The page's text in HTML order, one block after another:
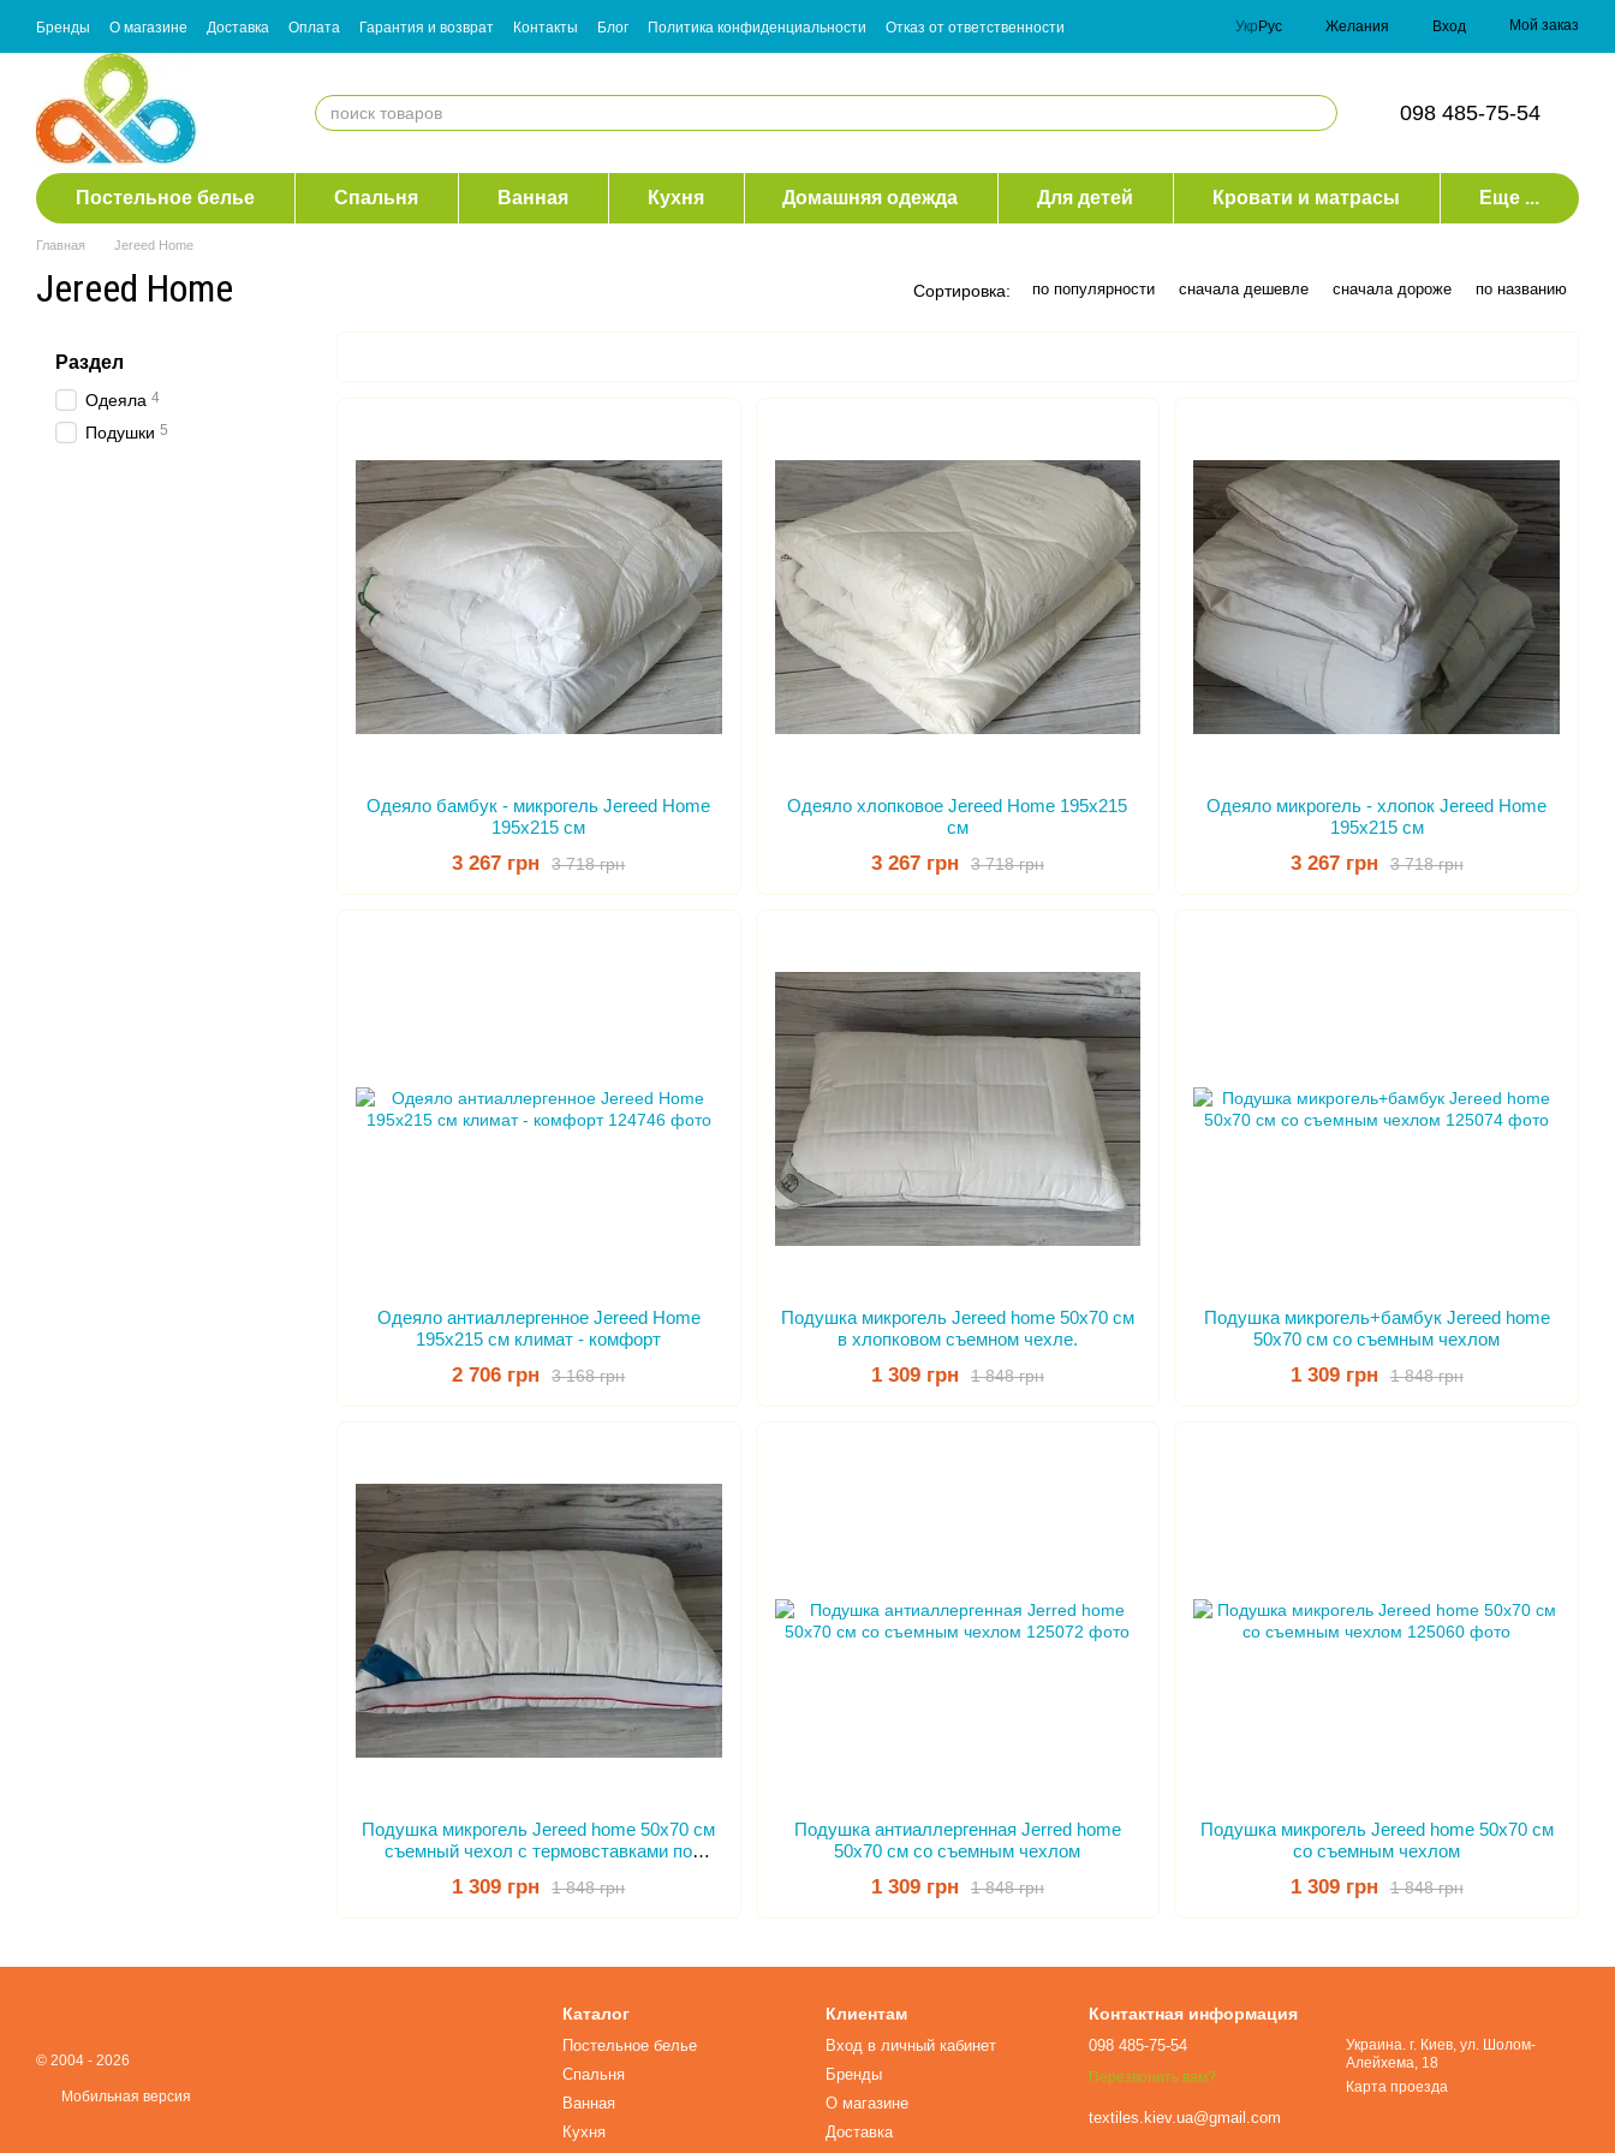
Перейти к основному контенту
Бренды О магазине Доставка Оплата Гарантия и возврат Контакты Блог Политика конфиденциальности
Отказ от ответственности
Согласие с рассылкой
Укр Рус Желания Вход Мой заказ
098 485-75-54
Постельное белье Спальня Ванная Кухня Домашняя одежда Для детей Кровати и матрасы Еще ...
Главная Jereed Home
Jereed Home Сортировка: по популярности сначала дешевле сначала дороже по названию
Одеяло бамбук - микрогель Jereed Home
195x215 см
3 718 грн
3 267 грн
Одеяло хлопковое Jereed Home 195x215
см
3 718 грн
3 267 грн
Одеяло микрогель - хлопок Jereed Home
195x215 см
3 718 грн
3 267 грн
Одеяло антиаллергенное Jereed Home
195x215 см климат - комфорт
3 168 грн
2 706 грн
Подушка микрогель Jereed home 50x70 см
в хлопковом съемном чехле.
1 848 грн
1 309 грн
Подушка микрогель+бамбук Jereed home
50x70 см со съемным чехлом
1 848 грн
1 309 грн
Подушка микрогель Jereed home 50x70 см
съемный чехол с термовставками по
1 848 грн
1 309 грн
Подушка антиаллергенная Jerred home
50x70 см со съемным чехлом
1 848 грн
1 309 грн
Подушка микрогель Jereed home 50x70 см
со съемным чехлом
1 848 грн
1 309 грн
Раздел
Одеяла 4
Подушки 5
© 2004 - 2026
Мобильная версия
Каталог
Постельное белье
Спальня
Ванная
Кухня
Клиентам
Вход в личный кабинет
Бренды
О магазине
Доставка
Контактная информация
098 485-75-54
Перезвонить вам?
textiles.kiev.ua@gmail.com
Украина. г. Киев, ул. Шолом-
Алейхема, 18
Карта проезда